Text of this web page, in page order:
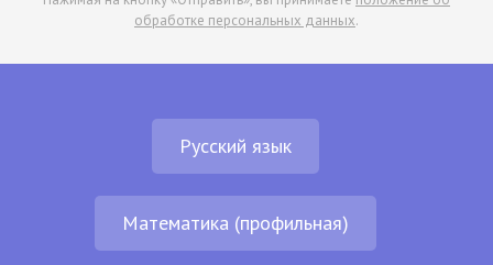
обработке персональных данных.
Русский язык
Математика (профильная)